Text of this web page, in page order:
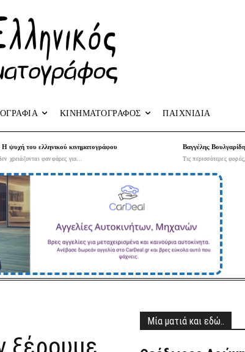
ΚΙΝΗΜΑΤΟΓΡΑΦΟΣ ΠΑΙΧΝΙΔΙΑ
Η ψυχή του ελληνικού κινηματογράφου
χρειάζονται φανφάρες για...
Βαγγέλης
Τις περισσότερες
Μία ματιά και εδώ..